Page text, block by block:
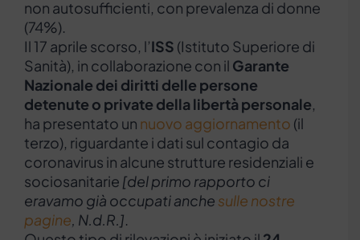
non autosufficienti, con prevalenza di donne
(74%).
Il 17 aprile scorso, l’ISS (Istituto Superiore di
Sanità), in collaborazione con il Garante
Nazionale dei diritti delle persone
detenute o private della libertà personale,
ha presentato un nuovo aggiornamento (il
terzo), riguardante i dati sul contagio da
coronavirus in alcune strutture residenziali e
sociosanitarie [del primo rapporto ci
eravamo già occupati anche sulle nostre
pagine, N.d.R.].